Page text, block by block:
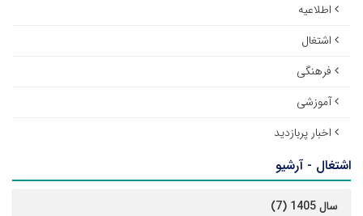
اطلاعیه
اشتغال
فرهنگی
آموزشی
اخبار پربازدید
اشتغال - آرشیو
سال 1405 (7)